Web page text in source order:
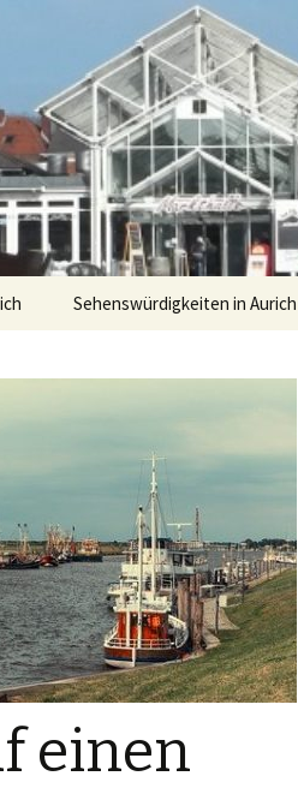
Sehenswürdigkeiten in Aurich
einen